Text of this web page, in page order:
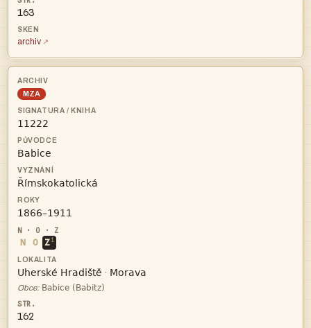
163
archiv
MZA




N O Z i
 · 
Obce: 
162